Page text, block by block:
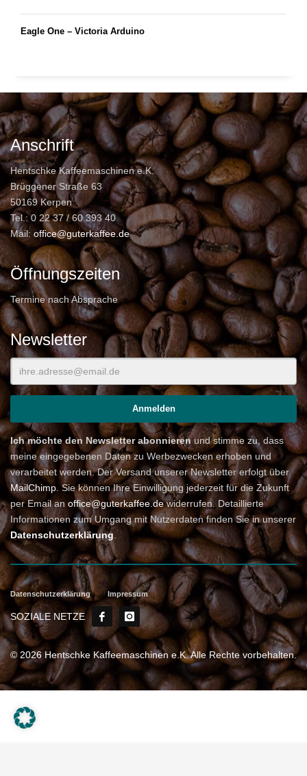
Eagle One – Victoria Arduino
Anschrift
Hentschke Kaffeemaschinen e.K.
Brüggener Straße 63
50169 Kerpen
Tel.: 0 22 37 / 60 393 40
Mail: office@guterkaffee.de
Öffnungszeiten
Termine nach Absprache
Newsletter
Ich möchte den Newsletter abonnierenund stimme zu, dass
meine eingegebenen Daten zu Werbezwecken erhoben und
verarbeitet werden. Der Versand unserer Newsletter erfolgt über
MailChimp . Sie können Ihre Einwilligung jederzeit für die Zukunft
per Email an office@guterkaffee.dewiderrufen. Detaillierte
Informationen zum Umgang mit Nutzerdaten finden Sie in unserer
Datenschutzerklärung.
Datenschutzerklärung Impressum
SOZIALE NETZE
© 2026 Hentschke Kaffeemaschinen e.K. Alle Rechte vorbehalten.